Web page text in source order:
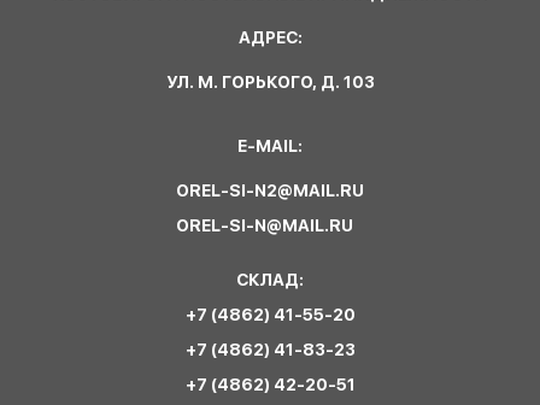
АДРЕС:
УЛ. М. ГОРЬКОГО, Д. 103
E-MAIL:
OREL-SI-N2@MAIL.RU
OREL-SI-N@MAIL.RU
СКЛАД:
+7 (4862) 41-55-20
+7 (4862) 41-83-23
+7 (4862) 42-20-51